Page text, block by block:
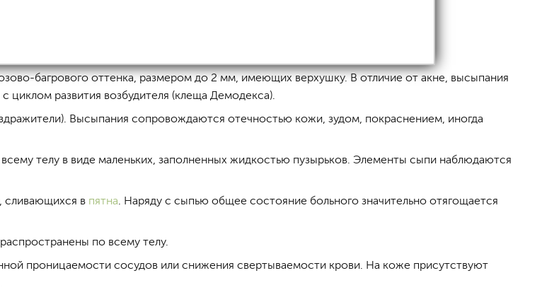
багрового оттенка, размером до 2 мм, имеющих верхушку. В отличие от акне, высыпания
развития возбудителя (клеща Демодекса).
Высыпания сопровождаются отечностью кожи, зудом, покраснением, иногда
телу в виде маленьких, заполненных жидкостью пузырьков. Элементы сыпи наблюдаются
сливающихся в пятна . Наряду с сыпью общее состояние больного значительно отягощается
по всему телу.
проницаемости сосудов или снижения свертываемости крови. На коже присутствуют